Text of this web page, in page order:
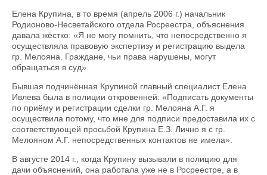
Елена Крупина, в то время (апрель 2006 г.) начальник
Родионово-Несветайского отдела Росреестра, объяснения
давала жёстко: «Я не могу помнить, что непосредственно я
осуществляла правовую экспертизу и регистрацию выдела
гр. Мелояна. Граждане, чьи права нарушены, могут
обращаться в суд».
Бывшая подчинённая Крупиной главный специалист Елена
Ивлева была в полиции откровенней: «Подписать документы
по приёму и регистрации сделки гр. Мелояна А.Г. я
осуществила потому, что мне для подписи предоставила их с
соответствующей просьбой Крупина Е.З. Лично я с гр.
Мелояном А.Г. непосредственных контактов не имела».
В августе 2014 г., когда Крупину вызывали в полицию для
дачи объяснений, она работала уже не в Росреестре, а в